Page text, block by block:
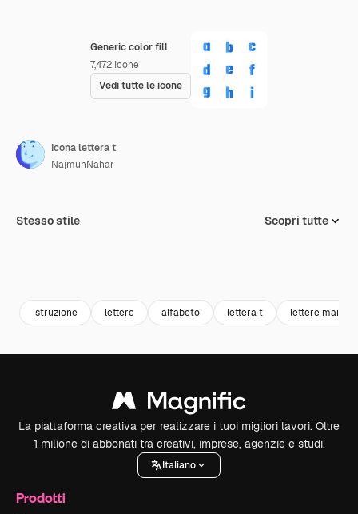
Generic color fill
7,472 Icone
Vedi tutte le icone
Icona lettera t
NajmunNahar
Stesso stile Scopri tutte
istruzione lettere alfabeto lettera t lettere
La piattaforma creativa per realizzare i tuoi migliori lavori. Oltre
1 milione di abbonati tra creativi, imprese, agenzie e studi.
Italiano
Prodotti